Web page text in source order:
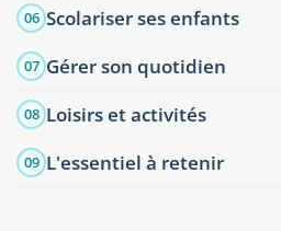
06 Scolariser ses enfants
07 Gérer son quotidien
08 Loisirs et activités
09 L'essentiel à retenir